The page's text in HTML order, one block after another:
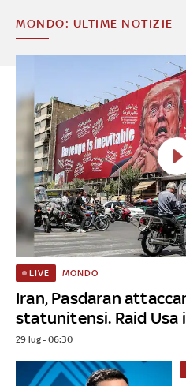
MONDO: ULTIME NOTIZIE
Iran, Pasdaran
statunitensi. Raid Usa
LIVE MONDO
29 lug - 06:30